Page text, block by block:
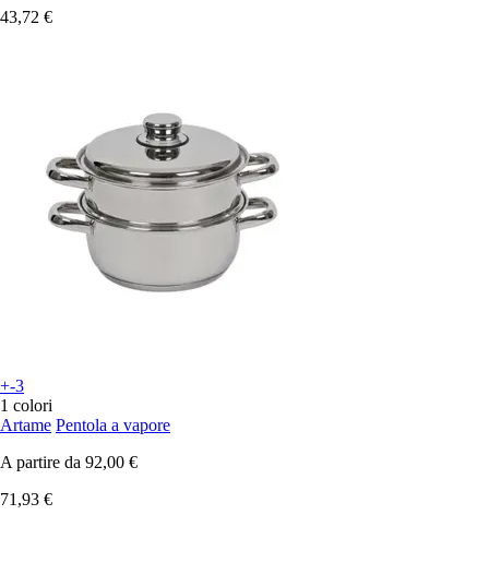
43,72 €
+-3
1 colori
Artame Pentola a vapore
A partire da 92,00 €
71,93 €